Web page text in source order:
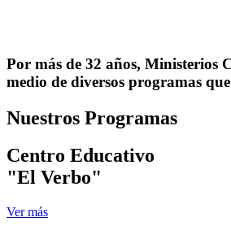
Por más de 32 años, Ministerios
medio de diversos programas
Nuestros Programas
Centro Educativo
"El Verbo"
Ver más